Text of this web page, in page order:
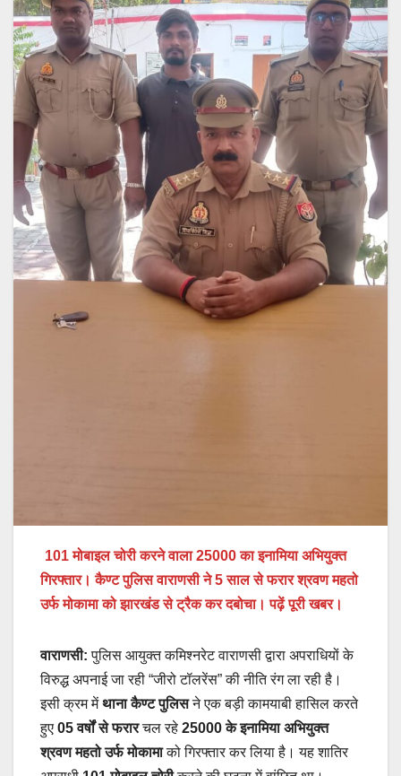
101 मोबाइल चोरी करने वाला 25000 का इनामिया अभियुक्त
गिरफ्तार। कैण्ट पुलिस वाराणसी ने 5 साल से फरार श्रवण महतो
उर्फ मोकामा को झारखंड से ट्रैक कर दबोचा। पढ़ें पूरी खबर।
वाराणसी: पुलिस आयुक्त कमिश्नरेट वाराणसी द्वारा अपराधियों के
विरुद्ध अपनाई जा रही “जीरो टॉलरेंस” की नीति रंग ला रही है।
इसी क्रम मेंथाना कैण्ट पुलिसने एक बड़ी कामयाबी हासिल करते
हुए 05 वर्षों से फरारचल रहे 25000 के इनामिया अभियुक्त
श्रवण महतो उर्फ मोकामाको गिरफ्तार कर लिया है। यह शातिर